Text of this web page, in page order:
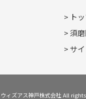
ト
須
サ
ズアス神戸株式会社 All